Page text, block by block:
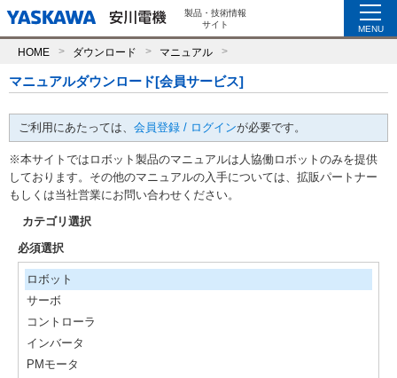
製品・技術情報
サイト
MENU
HOME ダウンロード マニュアル
マニュアルダウンロード[会員サービス]
ご利用にあたっては、 会員登録 / ログインが必要です。
※本サイトではロボット製品のマニュアルは人協働ロボットのみを提供
しております。その他のマニュアルの入手については、拡販パートナー
もしくは当社営業にお問い合わせください。
カテゴリ選択
必須選択
ロボット
サーボ
コントローラ
インバータ
PMモータ